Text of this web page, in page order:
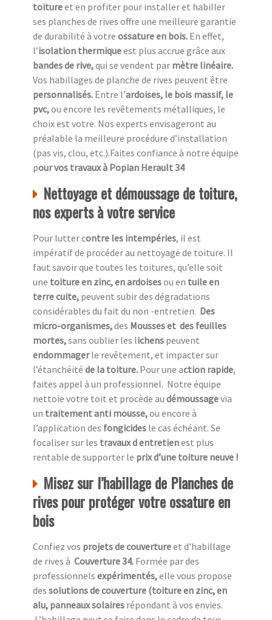
toitureet en profiter pour installer et habiller
ses planches de rives offre une meilleure garantie
de durabilité à votre ossature en bois. En effet,
l’isolation thermiqueest plus accrue grâce aux
bandes de rive,qui se vendent par mètre linéaire.
Vos habillages de planche de rives peuvent être
personnalisés. Entre l’ardoises, le bois massif, le
pvc,ou encore les revêtements métalliques, le
choix est votre. Nos experts envisageront au
préalable la meilleure procédure d’installation
(pas vis, clou, etc.).Faites confiance à notre équipe
pour vos travaux à Popian Herault 34
Nettoyage et démoussage de toiture,
nos experts à votre service
Pour lutter contre les intempéries, il est
impératif de procéder au nettoyage de toiture. Il
faut savoir que toutes les toitures, qu’elle soit
une toiture en zinc, en ardoisesou en tuile en
terre cuite, peuvent subir des dégradations
considérables du fait du non -entretien. Des
micro-organismes,des Mousses et des feuilles
mortes,sans oublier les lichens peuvent
endommagerle revêtement, et impacter sur
l’étanchéité de la toiture. Pour une action rapide,
faites appel à un professionnel. Notre équipe
nettoie votre toit et procède au démoussagevia
un traitement anti mousse,ou encore à
l’application des fongicides le cas échéant. Se
focaliser sur les travaux d entretienest plus
rentable de supporter le prix d’une toiture neuve !
Misez sur l’habillage de Planches de
rives pour protéger votre ossature en
bois
Confiez vos projets de couvertureet d’habillage
de rives à Couverture 34. Formée par des
professionnels expérimentés,elle vous propose
des solutions de couverture (toiture en zinc, en
alu, panneaux solaires répondant à vos envies.